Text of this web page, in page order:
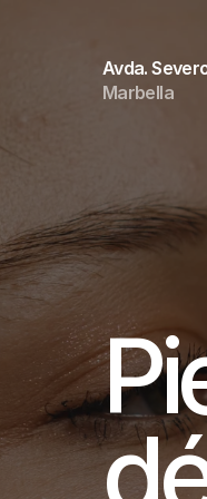
Avda.
Marbella